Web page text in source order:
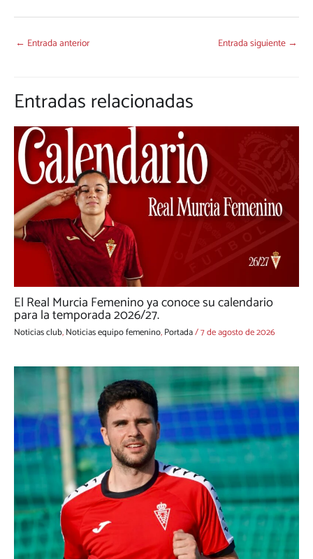
← Entrada anterior Entrada siguiente →
Entradas relacionadas
El Real Murcia Femenino ya conoce su calendario
para la temporada 2026/27.
Noticias club,Noticias equipo femenino,Portada/7 de agosto de 2026